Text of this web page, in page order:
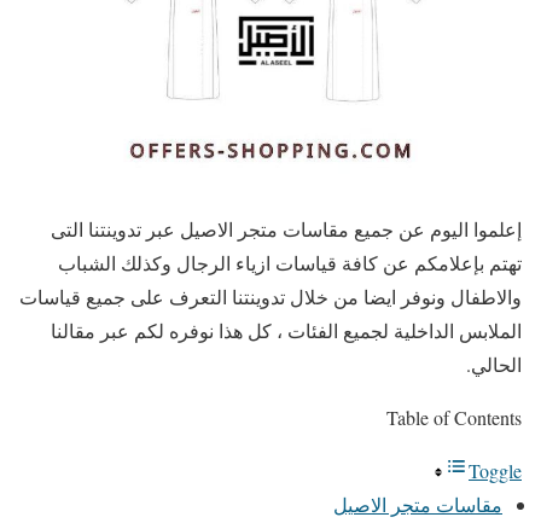
إعلموا اليوم عن جميع مقاسات متجر الاصيل عبر تدوينتنا التى
تهتم بإعلامكم عن كافة قياسات ازياء الرجال وكذلك الشباب
والاطفال ونوفر ايضا من خلال تدوينتنا التعرف على جميع قياسات
الملابس الداخلية لجميع الفئات ، كل هذا نوفره لكم عبر مقالنا
الحالي.
Table of Contents
Toggle
مقاسات متجر الاصيل